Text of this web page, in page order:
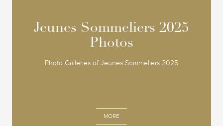
Jeunes Sommeliers 2025
Photos
Photo Galleries of Jeunes Sommeliers 2025
MORE
Jeunes Sommeliers 2025
Photos